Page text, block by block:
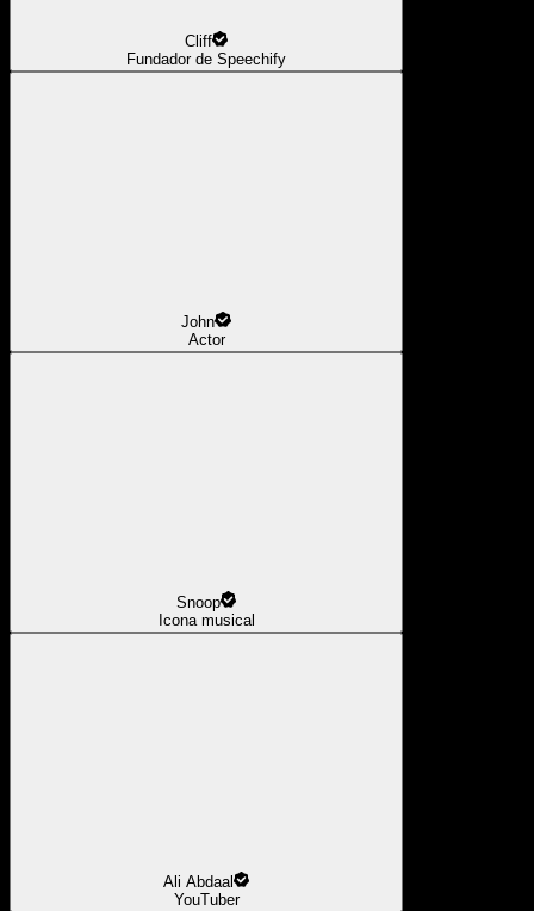
Cliff
Fundador de Speechify
John
Actor
Snoop
Icona musical
Ali Abdaal
YouTuber